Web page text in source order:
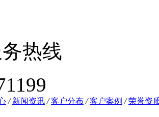
热线
/ 新闻资讯 / 客户分布 / 客户案例 / 荣誉资